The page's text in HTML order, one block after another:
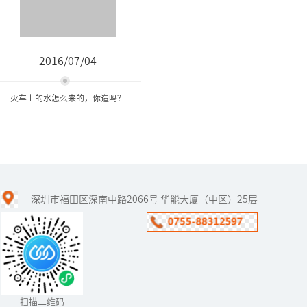
2016/07/04
火车上的水怎么来的，你造吗？
火车上的水是怎么来的？
不知小伙伴们有没有想过
这个问题？小编曾经一度
认为火车上的水是通过不
断循环来的，结果发现自
己好天真。
深圳市福田区深南中路2066号 华能大厦（中区）25层
扫描二维码